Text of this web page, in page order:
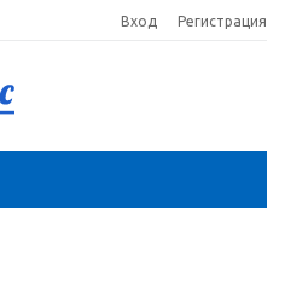
Вход Регистрация